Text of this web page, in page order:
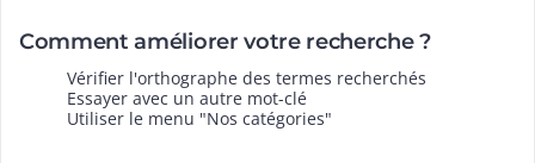
Comment améliorer votre recherche ?
Vérifier l'orthographe des termes recherchés
Essayer avec un autre mot-clé
Utiliser le menu "Nos catégories"